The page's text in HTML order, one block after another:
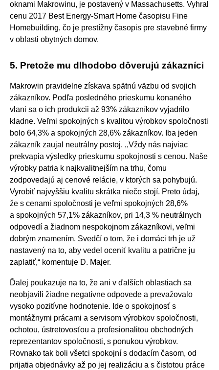
oknami Makrowinu, je postavený v Massachusetts. Vyhral
cenu 2017 Best Energy-Smart Home časopisu Fine
Homebuilding, čo je prestížny časopis pre stavebné firmy
v oblasti obytných domov.
5. Pretože mu dlhodobo dôverujú zákazníci
Makrowin pravidelne získava spätnú väzbu od svojich
zákazníkov. Podľa posledného prieskumu konaného
vlani sa o ich produkcii až 93% zákazníkov vyjadrilo
kladne. Veľmi spokojných s kvalitou výrobkov spoločnosti
bolo 64,3% a spokojných 28,6% zákazníkov. Iba jeden
zákazník zaujal neutrálny postoj. ,,Vždy nás najviac
prekvapia výsledky prieskumu spokojnosti s cenou. Naše
výrobky patria k najkvalitnejším na trhu, čomu
zodpovedajú aj cenové relácie, v ktorých sa pohybujú.
Vyrobiť najvyššiu kvalitu skrátka niečo stojí. Preto údaj,
že s cenami spoločnosti je veľmi spokojných 28,6%
a spokojných 57,1% zákazníkov, pri 14,3 % neutrálnych
odpovedí a žiadnom nespokojnom zákazníkovi, veľmi
dobrým znamením. Svedčí o tom, že i domáci trh je už
nastavený na to, aby vedel oceniť kvalitu a patrične ju
zaplatiť,“ komentuje D. Majer.
Ďalej poukazuje na to, že ani v ďalších oblastiach sa
neobjavili žiadne negatívne odpovede a prevažovalo
vysoko pozitívne hodnotenie. Ide o spokojnosť s
montážnymi prácami a servisom výrobkov spoločnosti,
ochotou, ústretovosťou a profesionalitou obchodných
reprezentantov spoločnosti, s ponukou výrobkov.
Rovnako tak boli všetci spokojní s dodacím časom, od
prijatia objednávky až po jej realizáciu a s čistotou práce